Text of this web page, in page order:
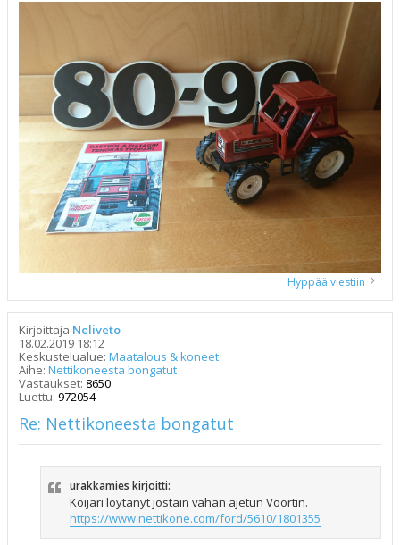
Hyppää viestiin
Kirjoittaja Neliveto
18.02.2019 18:12
Keskustelualue: Maatalous & koneet
Aihe: Nettikoneesta bongatut
Vastaukset: 8650
Luettu: 972054
Re: Nettikoneesta bongatut
urakkamies kirjoitti:
Koijari löytänyt jostain vähän ajetun Voortin.
https://www.nettikone.com/ford/5610/1801355